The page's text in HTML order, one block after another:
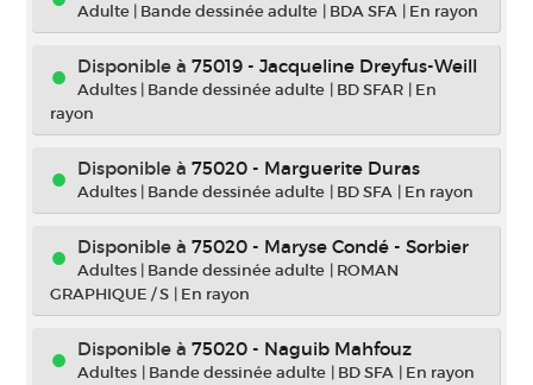
Adulte | Bande dessinée adulte | BDA SFA | En rayon
Disponible à 75019 - Jacqueline Dreyfus-Weill
Adultes | Bande dessinée adulte | BD SFAR | En
rayon
Disponible à 75020 - Marguerite Duras
Adultes | Bande dessinée adulte | BD SFA | En rayon
Disponible à 75020 - Maryse Condé - Sorbier
Adultes | Bande dessinée adulte | ROMAN
GRAPHIQUE / S | En rayon
Disponible à 75020 - Naguib Mahfouz
Adultes | Bande dessinée adulte | BD SFA | En rayon